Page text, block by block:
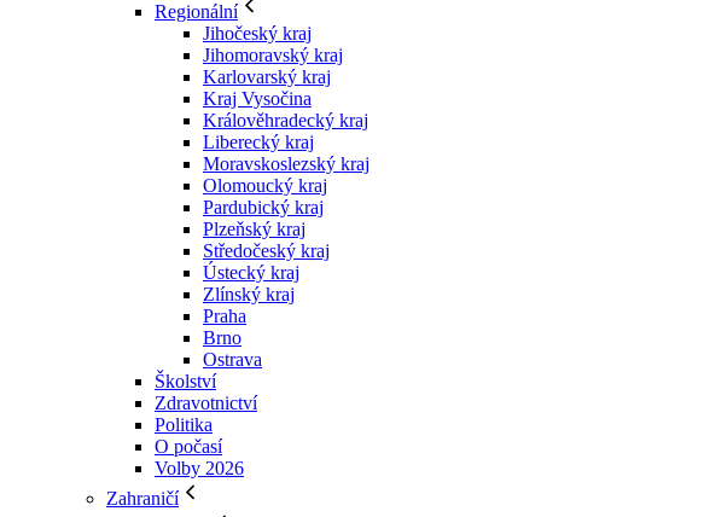
Regionální
Jihočeský kraj
Jihomoravský kraj
Karlovarský kraj
Kraj Vysočina
Králověhradecký kraj
Liberecký kraj
Moravskoslezský kraj
Olomoucký kraj
Pardubický kraj
Plzeňský kraj
Středočeský kraj
Ústecký kraj
Zlínský kraj
Praha
Brno
Ostrava
Školství
Zdravotnictví
Politika
O počasí
Volby 2026
Zahraničí